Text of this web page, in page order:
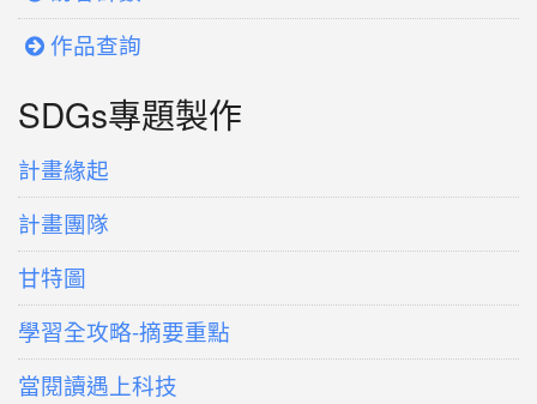
作品查詢
SDGs專題製作
計畫緣起
計畫團隊
甘特圖
學習全攻略-摘要重點
當閱讀遇上科技